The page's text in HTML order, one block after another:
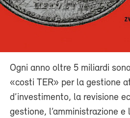
Ogni anno oltre 5 miliardi
«costi TER» per la gestione
d’investimento, la revisione
gestione, l’amministrazione e